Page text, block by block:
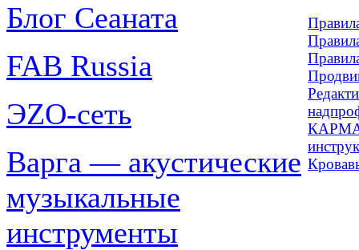
Блог Сеаната
FAB Russia
ЭZО-сеть
Варга — акустические
музыкальные
инструменты
КАРМА-